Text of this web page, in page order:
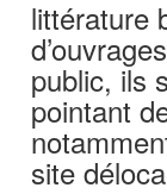
littérature
public, ils
pointant
site